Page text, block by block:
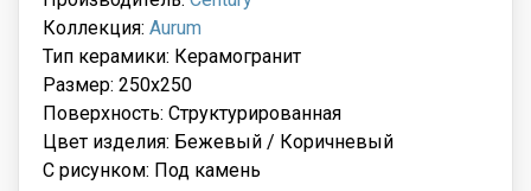
Коллекция: Aurum
Тип керамики: Керамогранит
Размер: 250x250
Поверхность: Структурированная
Цвет изделия: Бежевый / Коричневый
С рисунком: Под камень